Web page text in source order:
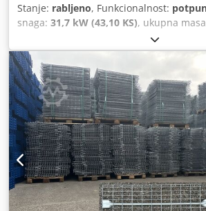
Stanje: rabljeno, Funkcionalnost:
snaga: 31,7 kW (43,10 KS), ukupna
2.585 h
Toro Reelmaster 6700-D kosilicu s
Radni sati: 2.585 h PDV se može
Abusf Nazivna snaga: 31,7 kW Nazivna
Radna masa: 1374 kg Razina zvučne
broj: 313000123 Zemlja porijekla: SAD
jamstva. Ako imate dodatnih pitanja ili
informacija, slobodno nam pošaljite
nazovite.